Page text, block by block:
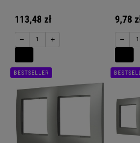
113,48 zł
− +
9,78
−
BESTSELLER